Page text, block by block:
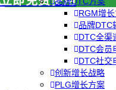
RGM增
品牌DTC
DTC全渠
DTC会员
DTC社交
创新增长战略
PLG增长方案